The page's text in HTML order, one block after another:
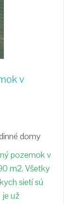
v
domy
pozemok v
m2. Všetky
sietí sú
je už